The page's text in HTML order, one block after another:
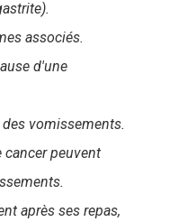
associés.
d'une
vomissements.
cancer peuvent
après ses repas,